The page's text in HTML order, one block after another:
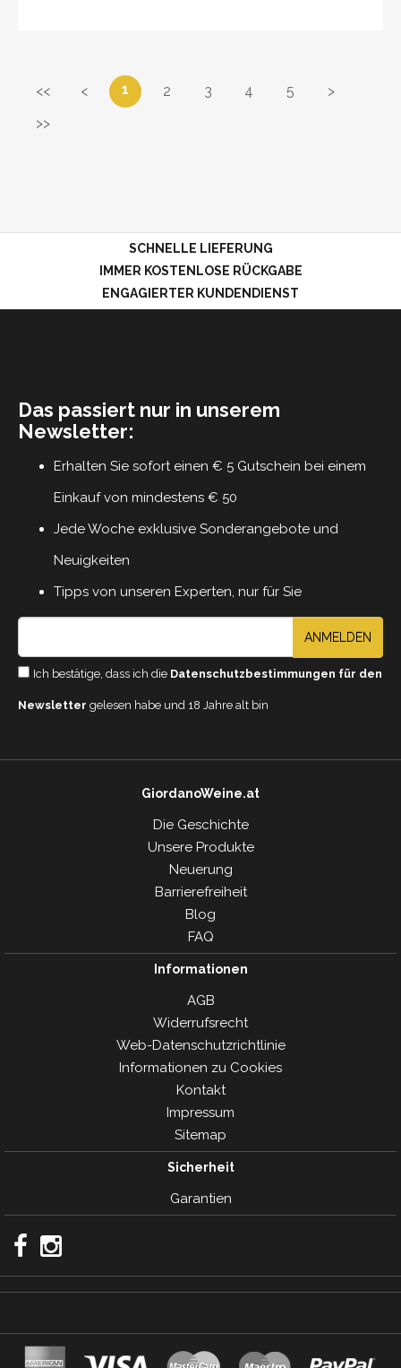
<< < 1 2 3 4 5
>
>>
SCHNELLE LIEFERUNG
IMMER KOSTENLOSE RÜCKGABE
ENGAGIERTER KUNDENDIENST
Das passiert nur in unserem
Newsletter:
Erhalten Sie sofort einen € 5 Gutschein bei einem
Einkauf von mindestens € 50
Jede Woche exklusive Sonderangebote und
Neuigkeiten
Tipps von unseren Experten, nur für Sie
ANMELDEN
Ich bestätige, dass ich die Datenschutzbestimmungen für den
Newsletter gelesen habe und 18 Jahre alt bin
GiordanoWeine.at
Die Geschichte
Unsere Produkte
Neuerung
Barrierefreiheit
Blog
FAQ
Informationen
AGB
Widerrufsrecht
Web-Datenschutzrichtlinie
Informationen zu Cookies
Kontakt
Impressum
Sitemap
Sicherheit
Garantien